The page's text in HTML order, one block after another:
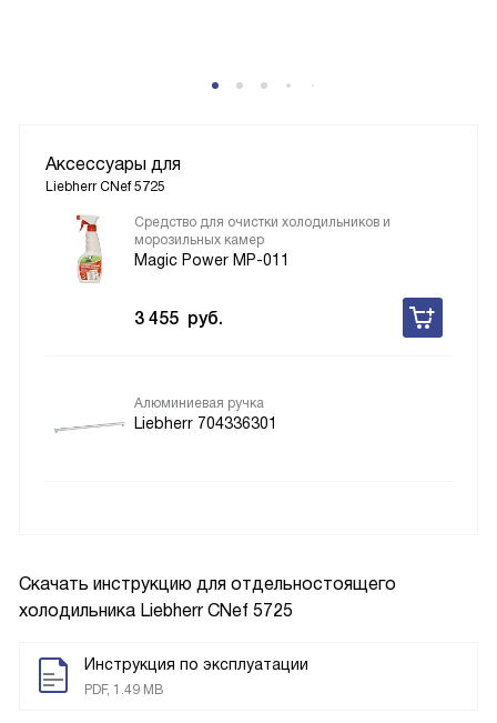
Скачать инструкцию для отдельностоящего
холодильника Liebherr CNef 5725
Инструкция по эксплуатации
PDF, 1.49 MB
Аксессуары для
Liebherr CNef 5725
Средство для очистки холодильников и
морозильных камер
Magic Power MP-011
3 455 руб.
Алюминиевая ручка
Liebherr 704336301